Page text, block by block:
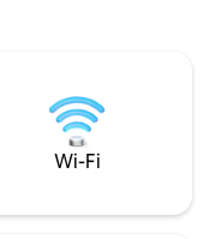
ら提供されていま
@villamuusa
Wi-Fi